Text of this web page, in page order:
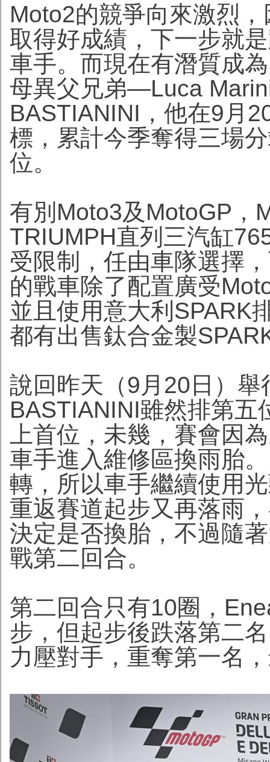
Moto2的競爭向來激烈
取得好成績，下一步就
車手。而現在有潛質成
母異父兄弟—Luca
BASTIANINI，他在9月
標，累計今季奪得三場
位。
有別Moto3及MotoGP，
TRIUMPH直列三汽缸
受限制，任由車隊選擇
的戰車除了配置廣受
並且使用意大利SPARK
都有出售鈦合金製
說回昨天（9月20日）
BASTIANINI雖然排第五
上首位，未幾，賽會因
車手進入維修區換雨胎
轉，所以車手繼續使用
重返賽道起步又再落雨
決定是否換胎，不過隨
戰第二回合。
第二回合只有10圈，
步，但起步後跌落第二
力壓對手，重奪第一名